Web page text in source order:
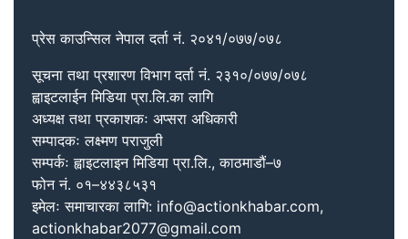
प्रेस काउन्सिल नेपाल दर्ता नं. २०४१/०७७/०७८
सूचना तथा प्रशारण विभाग दर्ता नं. २३१०/०७७/०७८
ह्वाइटलाईन मिडिया प्रा.लि.का लागि
अध्यक्ष तथा प्रकाशकः अप्सरा अधिकारी
सम्पादकः लक्ष्मण पराजुली
सम्पर्कः ह्वाइटलाइन मिडिया प्रा.लि., काठमाडौं–७
फोन नं. ०१–४४३८५३१
इमेलः समाचारका लागि: info@actionkhabar.com,
actionkhabar2077@gmail.com